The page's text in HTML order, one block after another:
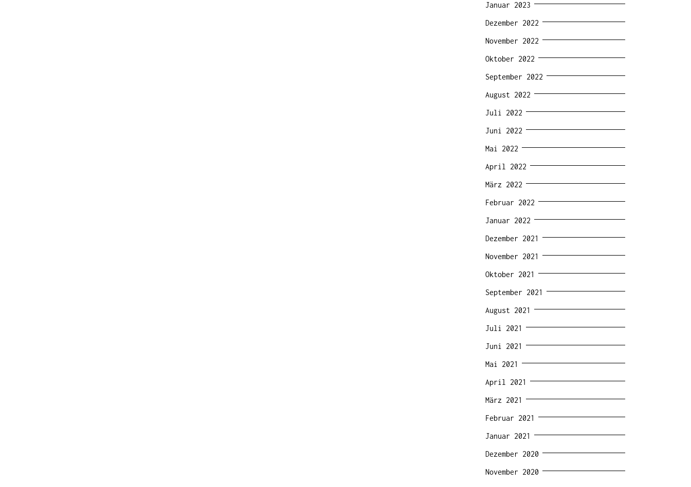
Januar 2023
Dezember 2022
November 2022
Oktober 2022
September 2022
August 2022
Juli 2022
Juni 2022
Mai 2022
April 2022
März 2022
Februar 2022
Januar 2022
Dezember 2021
November 2021
Oktober 2021
September 2021
August 2021
Juli 2021
Juni 2021
Mai 2021
April 2021
März 2021
Februar 2021
Januar 2021
Dezember 2020
November 2020